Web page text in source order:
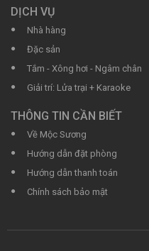
DỊCH VỤ
Nhà hàng
Đặc sản
Tắm - Xông hơi - Ngâm chân
Giải trí: Lửa trại + Karaoke
THÔNG TIN CẦN BIẾT
Về Mộc Sương
Hướng dẫn đặt phòng
Hướng dẫn thanh toán
Chính sách bảo mật